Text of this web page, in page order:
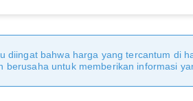
diingat bahwa harga yang tercantum di
berusaha untuk memberikan informasi